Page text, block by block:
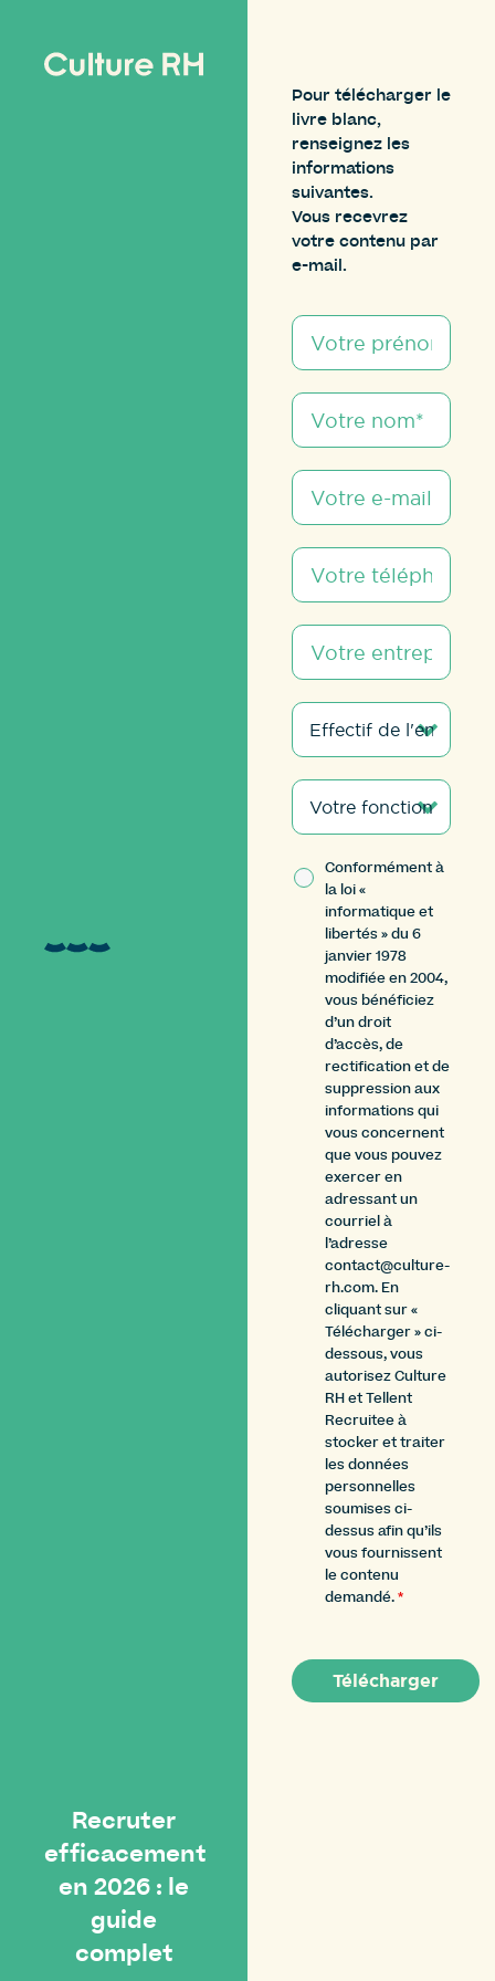
Recruter
efficacement
en 2026 : le
guide
complet
Pour télécharger le
livre blanc,
renseignez les
informations
suivantes.
Vous recevrez
votre contenu par
e-mail.
Conformément à
la loi «
informatique et
libertés » du 6
janvier 1978
modifiée en 2004,
vous bénéficiez
d’un droit
d’accès, de
rectification et de
suppression aux
informations qui
vous concernent
que vous pouvez
exercer en
adressant un
courriel à
l’adresse
contact@culture-
rh.com. En
cliquant sur «
Télécharger » ci-
dessous, vous
autorisez Culture
RH et Tellent
Recruitee à
stocker et traiter
les données
personnelles
soumises ci-
dessus afin qu’ils
vous fournissent
le contenu
demandé.*